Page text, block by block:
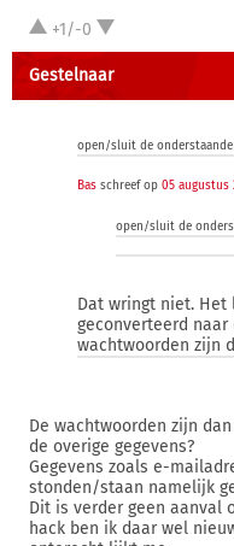
+1/-0
Gestelnaar
open/sluit de
Bas schreef op 05 augustus
open/sluit de
Dat wringt niet. Het
geconverteerd naar
wachtwoorden zijn
De wachtwoorden zijn
de overige gegevens?
Gegevens zoals e-
stonden/staan namelijk
Dit is verder geen aanval
hack ben ik daar wel